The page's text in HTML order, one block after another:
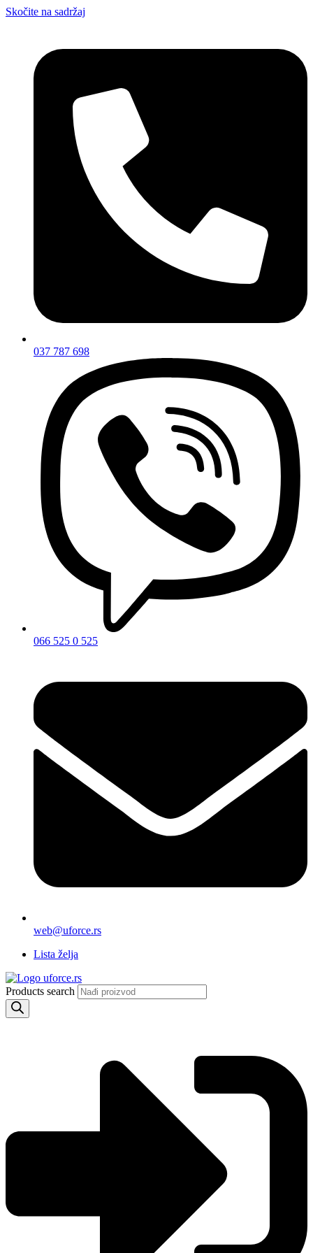
Skočite na sadržaj
037 787 698
066 525 0 525
web@uforce.rs
Lista želja
Products search